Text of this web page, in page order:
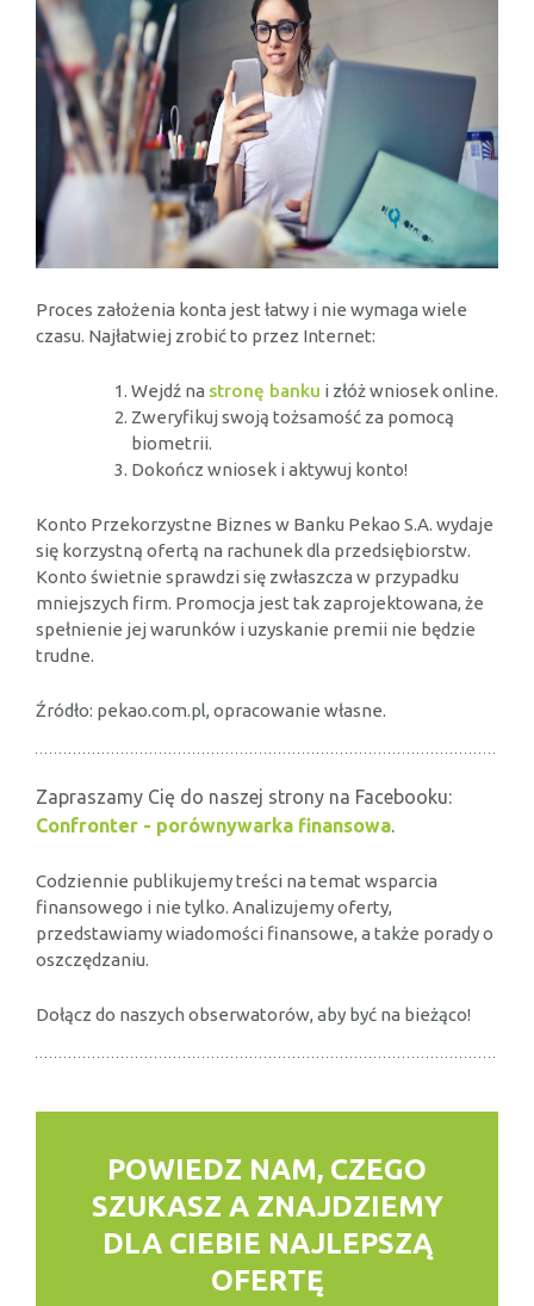
Proces założenia konta jest łatwy i nie wymaga wiele
czasu. Najłatwiej zrobić to przez Internet:
Wejdź na stronę banku i złóż wniosek online.
Zweryfikuj swoją tożsamość za pomocą
biometrii.
Dokończ wniosek i aktywuj konto!
Konto Przekorzystne Biznes w Banku Pekao S.A. wydaje
się korzystną ofertą na rachunek dla przedsiębiorstw.
Konto świetnie sprawdzi się zwłaszcza w przypadku
mniejszych firm. Promocja jest tak zaprojektowana, że
spełnienie jej warunków i uzyskanie premii nie będzie
trudne.
Źródło: pekao.com.pl, opracowanie własne.
Zapraszamy Cię do naszej strony na Facebooku:
Confronter - porównywarka finansowa.
Codziennie publikujemy treści na temat wsparcia
finansowego i nie tylko. Analizujemy oferty,
przedstawiamy wiadomości finansowe, a także porady o
oszczędzaniu.
Dołącz do naszych obserwatorów, aby być na bieżąco!
POWIEDZ NAM, CZEGO
SZUKASZ A ZNAJDZIEMY
DLA CIEBIE NAJLEPSZĄ
OFERTĘ